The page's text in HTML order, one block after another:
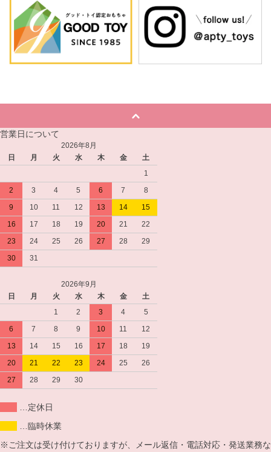
営業日について
2026年8月
日
月 火 水 木 金
土
1
2
3 4 5 6 7
8
9
10 11 12 13 14
15
16
17 18 19 20 21
22
23
24 25 26 27 28
29
30
31
2026年9月
日
月 火 水 木 金
土
1
2 3 4
5
6
7 8 9 10 11
12
13
14 15 16 17 18
19
20
21 22 23 24 25
26
27
28 29 30
…定休日
…臨時休業
※ご注文は受け付けておりますが、メール返信・電話対応・発送業務な